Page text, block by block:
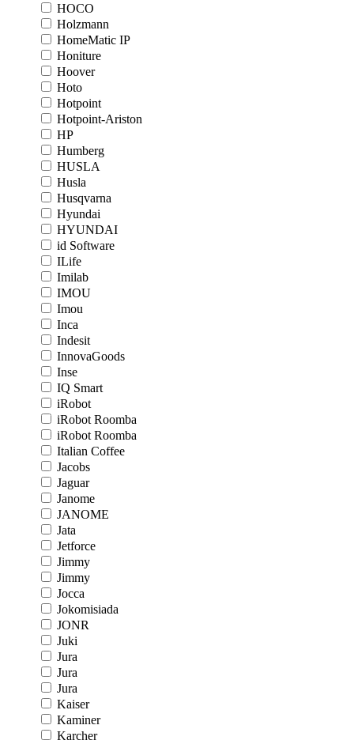
HOCO
Holzmann
HomeMatic IP
Honiture
Hoover
Hoto
Hotpoint
Hotpoint-Ariston
HP
Humberg
HUSLA
Husla
Husqvarna
Hyundai
HYUNDAI
id Software
ILife
Imilab
IMOU
Imou
Inca
Indesit
InnovaGoods
Inse
IQ Smart
iRobot
iRobot Roomba
iRobot Roomba
Italian Coffee
Jacobs
Jaguar
Janome
JANOME
Jata
Jetforce
Jimmy
Jimmy
Jocca
Jokomisiada
JONR
Juki
Jura
Jura
Jura
Kaiser
Kaminer
Karcher